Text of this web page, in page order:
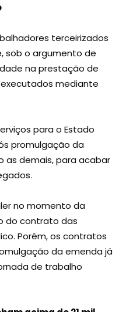
terceirizados
sob o argumento de
na prestação de
mediante
para o Estado
promulgação da
as demais, para acabar
no momento da
do contrato das
Porém, os contratos
da emenda já
de trabalho